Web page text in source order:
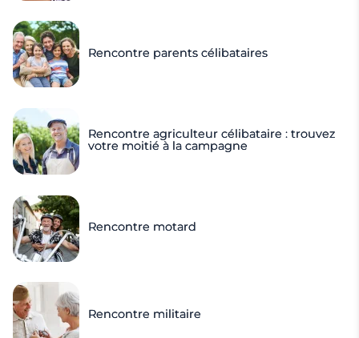
Rencontre parents célibataires
Rencontre agriculteur célibataire : trouvez
votre moitié à la campagne
Rencontre motard
Rencontre militaire